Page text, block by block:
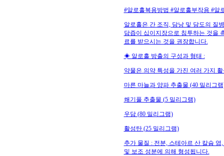
#알로홀복용방법 #알로홀부작용 #알
알로홀은 간 조직, 담낭 및 담도의 질
담즙이 십이지장으로 침투하는 것을
료를 받으시는 것을 권장합니다.
◈ 알로홀 방출의 구성과 형태 :
약물은 의약 특성을 가진 여러 가지
마른 마늘과 양파 추출물 (40 밀리그
쐐기풀 추출물 (5 밀리그램)
우담 (80 밀리그램)
활성탄 (25 밀리그램)
추가 물질 : 전분, 스테아르 산 칼슘
및 보조 성분에 의해 형성됩니다.